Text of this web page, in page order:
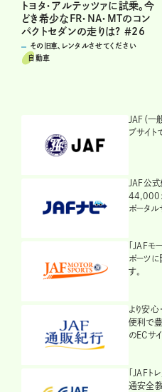
トヨタ・アルテッツァに試乗。今
どき希少なFR・NA・MTのコン
パクトセダンの走りは? ＃26
その旧車、レンタルさせてください
自動車
JAF（
ブサイト
JAF公
44,000
ポータル
「JAFモ
ポーツ
す。
より安心
便利で
のECサイ
「JAFト
通安全